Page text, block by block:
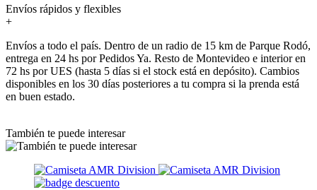
Envíos rápidos y flexibles
+
Envíos a todo el país. Dentro de un radio de 15 km de Parque Rodó,
entrega en 24 hs por Pedidos Ya. Resto de Montevideo e interior en
72 hs por UES (hasta 5 días si el stock está en depósito). Cambios
disponibles en los 30 días posteriores a tu compra si la prenda está
en buen estado.
También te puede interesar